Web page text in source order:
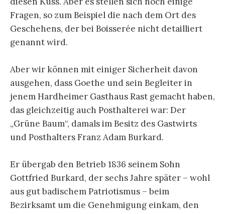
Fragen, so zum Beispiel die nach dem Ort des
Geschehens, der bei Boisserée nicht detailliert
genannt wird.
Aber wir können mit einiger Sicherheit davon
ausgehen, dass Goethe und sein Begleiter in
jenem Hardheimer Gasthaus Rast gemacht haben,
das gleichzeitig auch Posthalterei war: Der
„Grüne Baum“, damals im Besitz des Gastwirts
und Posthalters Franz Adam Burkard.
Er übergab den Betrieb 1836 seinem Sohn
Gottfried Burkard, der sechs Jahre später – wohl
aus gut badischem Patriotismus – beim
Bezirksamt um die Genehmigung einkam, den